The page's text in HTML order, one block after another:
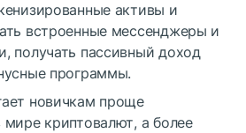
активы и
встроенные мессенджеры и
получать пассивный доход
программы.
новичкам проще
мире криптовалют, а более